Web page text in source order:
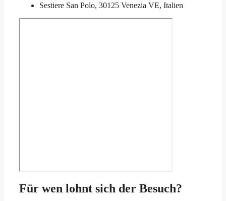
Sestiere San Polo, 30125 Venezia VE, Italien
Für wen lohnt sich der Besuch?